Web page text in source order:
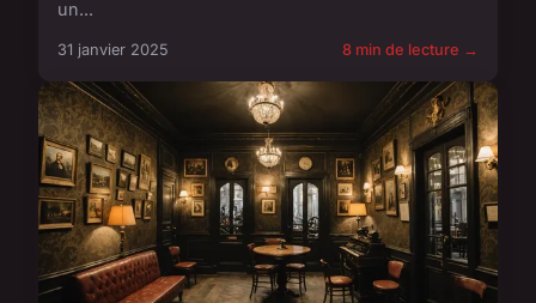
un...
31 janvier 2025 8 min de lecture →